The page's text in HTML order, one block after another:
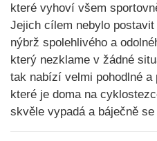
které vyhoví všem
Jejich cílem nebylo
nýbrž spolehlivého a
který nezklame v žádné
tak nabízí velmi pohodlné a
které je doma na
skvěle vypadá a báječně se